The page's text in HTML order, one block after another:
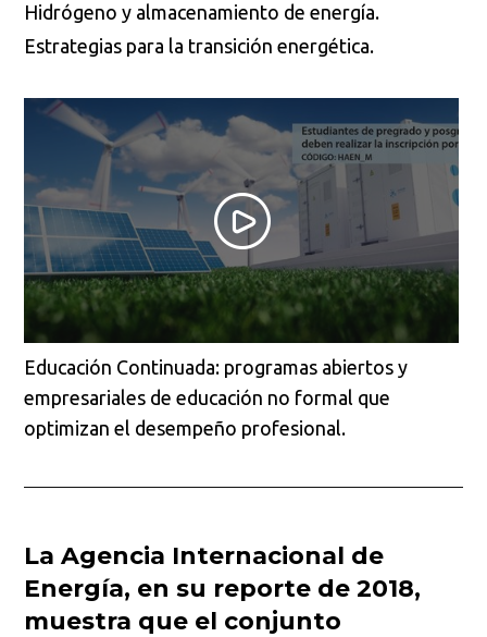
Hidrógeno y almacenamiento de energía.
Estrategias para la transición energética.
Educación Continuada: programas abiertos y
empresariales de educación no formal que
optimizan el desempeño profesional.
La Agencia Internacional de
Energía, en su reporte de 2018,
muestra que el conjunto